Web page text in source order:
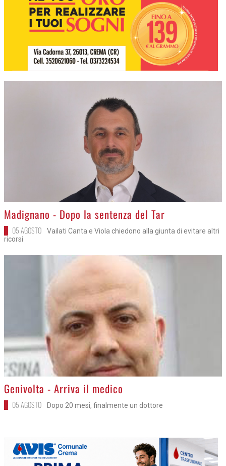
>Madignano - Dopo la sentenza del Tar
05 AGOSTO
Vailati Canta e Viola chiedono alla giunta di evitare altri
ricorsi
>
Genivolta - Arriva il medico
05 AGOSTO Dopo 20 mesi, finalmente un dottore